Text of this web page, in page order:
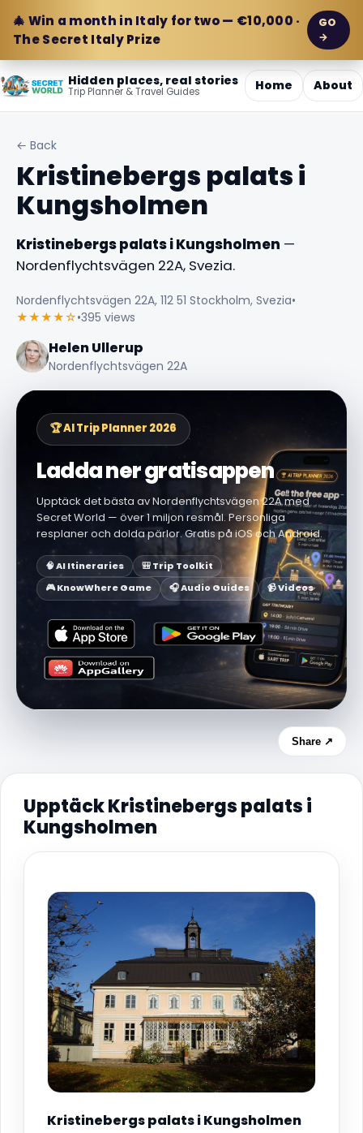
🎄 Win a month in Italy for two — €10,000 ·
The Secret Italy Prize
GO
→
Hidden places, real stories
Trip Planner & Travel Guides Home About
← Back
Kristinebergs palats i
Kungsholmen
Kristinebergs palats i Kungsholmen —
Nordenflychtsvägen 22A, Svezia.
Nordenflychtsvägen 22A, 112 51 Stockholm, Svezia•
★★★★☆•395 views
Helen Ullerup
Nordenflychtsvägen 22A
🏆 AI Trip Planner 2026
Ladda ner gratisappen
Upptäck det bästa av Nordenflychtsvägen 22A med
Secret World — över 1 miljon resmål. Personliga
resplaner och dolda pärlor. Gratis på iOS och Android.
🧠 AI Itineraries
🎒 Trip Toolkit
🎮 KnowWhere Game
🎧 Audio Guides 📹 Videos
Share ↗
Upptäck Kristinebergs palats i
Kungsholmen
Kristinebergs palats i Kungsholmen